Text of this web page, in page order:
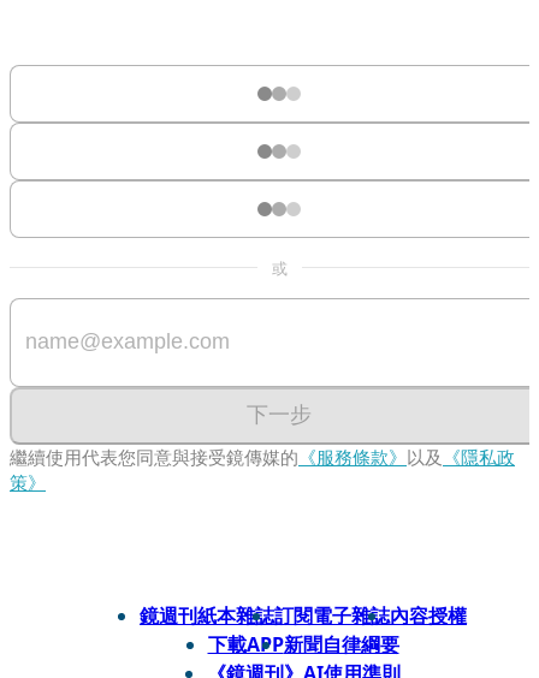
或
下一步
繼續使用代表您同意與接受鏡傳媒的 《服務條款》 以及 《隱私政
策》
鏡週刊紙本雜誌訂閱電子雜誌內容授權
下載APP新聞自律綱要